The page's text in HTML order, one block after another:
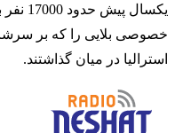
خصوصی بلایی را که بر
استرالیا در میان گذاشتند.